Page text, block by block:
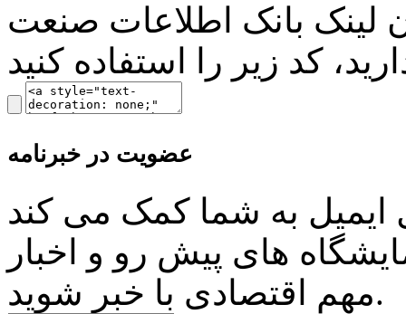
لینک بانک اطلاعات صنعت
عضویت در خبرنامه
ایمیل به شما کمک می کند
های پیش رو و اخبار
مهم اقتصادی با خبر شوید.